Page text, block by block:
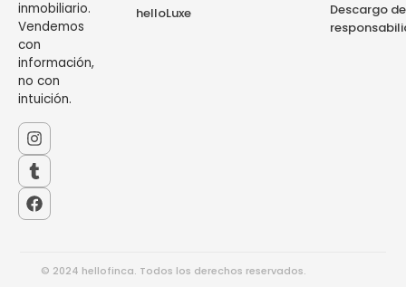
inmobiliario.
Vendemos
con
información,
no con
intuición.
helloLuxe
Descargo de
© 2024 hellofinca. Todos los derechos reservados.